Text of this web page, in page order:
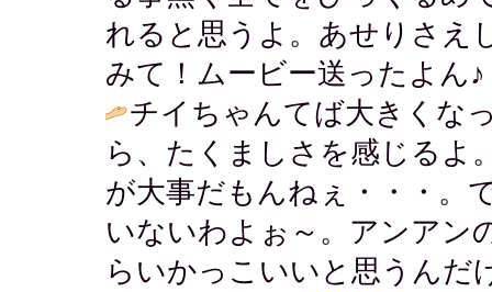
れると思うよ。あせりさえ
みて！ムービー送ったよん♪
チイちゃんてば大きくな
ら、たくましさを感じるよ
が大事だもんねぇ・・・。
いないわよぉ～。アンアン
らいかっこいいと思うんだ